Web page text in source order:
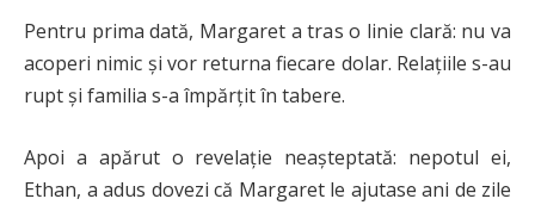
Pentru prima dată, Margaret a tras o linie clară: nu va
acoperi nimic și vor returna fiecare dolar. Relațiile s-au
rupt și familia s-a împărțit în tabere.
Apoi a apărut o revelație neașteptată: nepotul ei,
Ethan, a adus dovezi că Margaret le ajutase ani de zile